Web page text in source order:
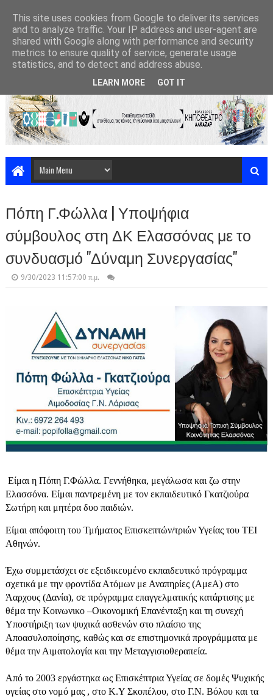
Πόπη Γ.Φώλλα | Υποψήφια
σύμβουλος στη ΔΚ Ελασσόνας με το
συνδυασμό "Δύναμη Συνεργασίας"
9/30/2023 11:57:00 π.μ.
Είμαι η Πόπη Γ.Φώλλα. Γεννήθηκα, μεγάλωσα και ζω στην
Ελασσόνα. Είμαι παντρεμένη με τον εκπαιδευτικό Γκατζιούρα
Σωτήρη και μητέρα δυο παιδιών.
Είμαι απόφοιτη του Τμήματος Επισκεπτών/τριών Υγείας του ΤΕΙ
Αθηνών.
Έχω συμμετάσχει σε εξειδικευμένο εκπαιδευτικό πρόγραμμα
σχετικά με την φροντίδα Ατόμων με Αναπηρίες (ΑμεΑ) στο
Άαρχους (Δανία), σε πρόγραμμα επαγγελματικής κατάρτισης με
θέμα την Κοινωνικο –Οικονομική Επανένταξη και τη συνεχή
Υποστήριξη των ψυχικά ασθενών στο πλαίσιο της
Αποασυλοποίησης, καθώς και σε επιστημονικά προγράμματα με
θέμα την Αιματολογία και την Μεταγγισιοθεραπεία.
Από το 2003 εργάστηκα ως Επισκέπτρια Υγείας σε δομές Ψυχικής
υγείας στο νομό μας , στο Κ.Υ Σκοπέλου, στο Γ.Ν. Βόλου και τα
This site uses cookies from Google to deliver its services
and to analyze traffic. Your IP address and user-agent are
shared with Google along with performance and security
metrics to ensure quality of service, generate usage
statistics, and to detect and address abuse.
LEARN MORE GOT IT